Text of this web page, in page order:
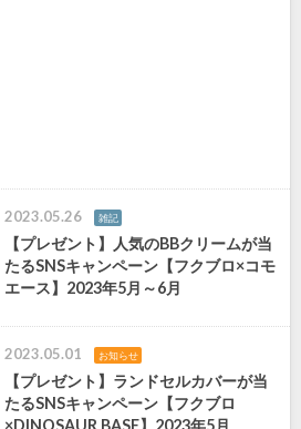
2023.05.26 雑記
【プレゼント】人気のBBクリームが当
たるSNSキャンペーン【フクブロ×コモ
エース】2023年5月～6月
2023.05.01 お知らせ
【プレゼント】ランドセルカバーが当
たるSNSキャンペーン【フクブロ
×DINOSAUR BASE】2023年5月